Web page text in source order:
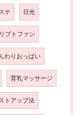
テ 日光
プトファン
わりおっぱい
育乳マッサージ
トアップ法